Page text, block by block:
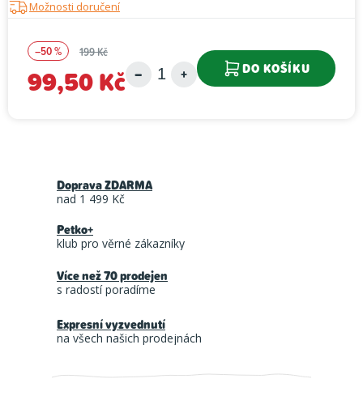
Možnosti doručení
199 Kč
–50 %
99,50 Kč DO KOŠÍKU
Doprava ZDARMA
nad 1 499 Kč
Petko+
klub pro věrné zákazníky
Více než 70 prodejen
s radostí poradíme
Expresní vyzvednutí
na všech našich prodejnách